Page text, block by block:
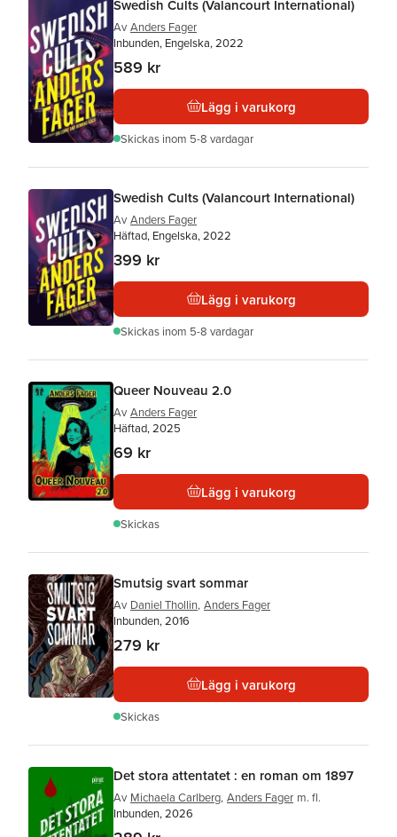
Swedish Cults (Valancourt International)
Av Anders Fager
Inbunden, Engelska, 2022
589 kr
Lägg i varukorg
Skickas inom 5-8 vardagar
Swedish Cults (Valancourt International)
Av Anders Fager
Häftad, Engelska, 2022
399 kr
Lägg i varukorg
Skickas inom 5-8 vardagar
Queer Nouveau 2.0
Av Anders Fager
Häftad, 2025
69 kr
Lägg i varukorg
Skickas
Smutsig svart sommar
Av Daniel Thollin, Anders Fager
Inbunden, 2016
279 kr
Lägg i varukorg
Skickas
Det stora attentatet : en roman om 1897
Av Michaela Carlberg, Anders Fager m. fl.
Inbunden, 2026